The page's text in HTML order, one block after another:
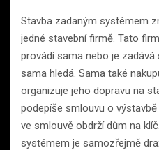
Stavba zadaným systémem
jedné stavební firmě. Tato
provádí sama nebo je
sama hledá. Sama také
organizuje jeho dopravu na
podepíše smlouvu o
ve smlouvě obdrží dům na
systémem je samozřejmě